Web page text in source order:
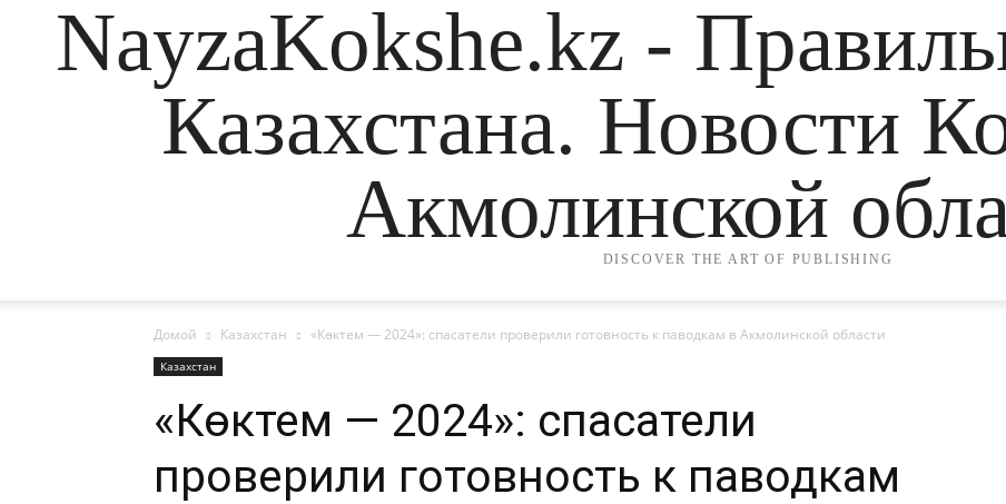
NayzaKokshe.kz -
Казахстана. Новости
Акмолинской
DISCOVER THE ART OF PUBLISHING
Домой Казахстан «Көктем — 2024»: спасатели проверили готовность к паводкам в Акмолинской области
Казахстан
«Көктем — 2024»: спасатели
проверили готовность к паводкам